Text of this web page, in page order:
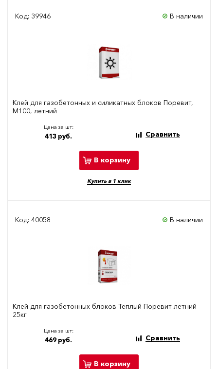
Код: 39946 В наличии
Клей для газобетонных и силикатных блоков Поревит,
М100, летний
Цена за шт:
413 руб. Сравнить
В корзину
Купить в 1 клик
Код: 40058 В наличии
Клей для газобетонных блоков Теплый Поревит летний
25кг
Цена за шт:
469 руб. Сравнить
В корзину